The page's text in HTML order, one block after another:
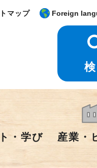
マップ Foreign
・学び 産業・